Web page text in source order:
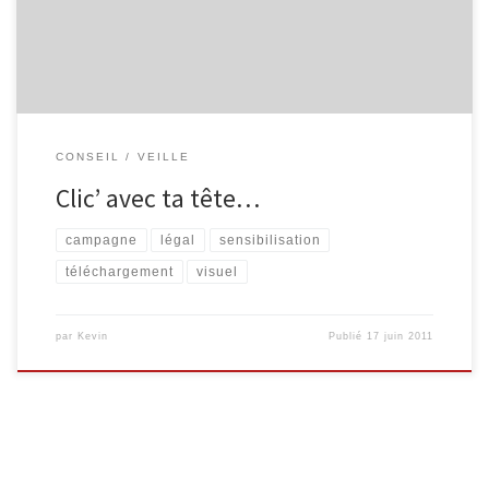
CONSEIL VEILLE
Clic’ avec ta tête…
campagne légal sensibilisation
téléchargement visuel
par Kevin Publié 17 juin 2011